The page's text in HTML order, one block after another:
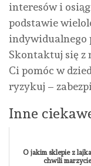
interesów i
podstawie
indywidualnego
Skontaktuj się z
Ci pomóc w
ryzykuj –
Inne
O jakim sklepie z
chwili